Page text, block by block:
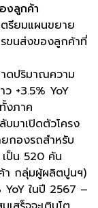
งลูกค้า
รียมแผนขยาย
ขนส่งของลูกค้าที่
ดปริมาณความ
ว +3.5% YoY
งภาค
มาเปิดตัวโครง
ยกองรถสำหรับ
ป็น 520 คัน
า กลุ่มผู้ผลิตปูนฯ)
YoY ในปี 2567 –